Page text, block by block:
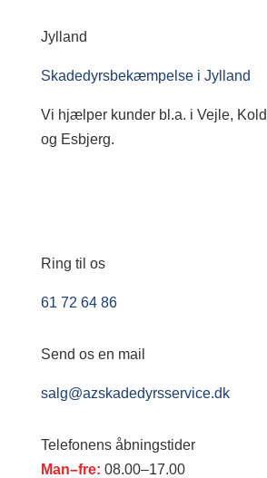
Jylland
Skadedyrsbekæmpelse i Jylland
Vi hjælper kunder bl.a. i Vejle,
og Esbjerg.
Ring til os
61 72 64 86
Send os en mail
salg@azskadedyrsservice.dk
Telefonens åbningstider
Man–fre: 08.00–17.00